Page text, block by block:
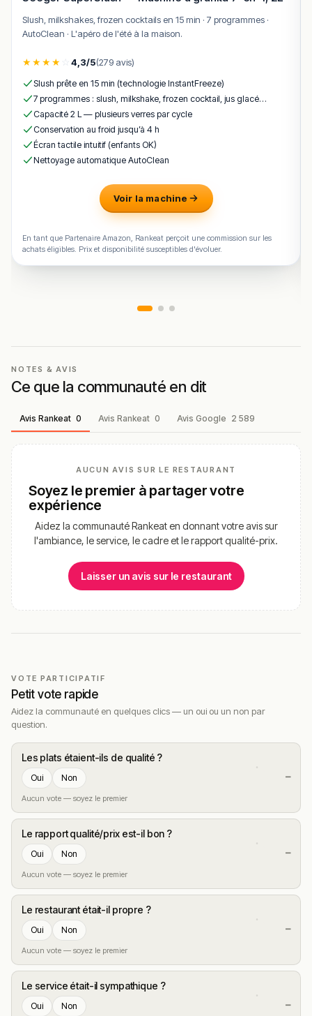
régulière séduite par la fraîcheur des produits et la
Le kebab à la grenade, les falafels maison et les durums
pita constituent le trio phare de cette adresse,
distinguée par l’usage de la grenade fraîche — une
signature qui fait toute la différence dans l’équilibre des
saveurs.
Chez Anatole est situé au 7 Rue du Pas-Saint-Georges,
33000 Bordeaux
, généralement ouvert de 12 h à 17 h et
de 18 h à minuit — à confirmer directement auprès du
Texte généré par intelligence artificielle, en attente de
validation humaine.
Cette description peut contenir des erreurs, n'hésitez pas à
nous aider en vous rendant sur :Améliorer la fiche de cet
Slush, milkshakes, frozen cocktails en 15 min · 7 programmes ·
AutoClean · L'apéro de l'été à la maison.
★★★★ 4,3/5(279 avis)
Slush prête en 15 min (technologie InstantFreeze)
7 programmes : slush, milkshake, frozen cocktail, jus glacé…
Capacité 2 L — plusieurs verres par cycle
Conservation au froid jusqu’à 4 h
Écran tactile intuitif (enfants OK)
Nettoyage automatique AutoClean
Voir la machine
En tant que Partenaire Amazon, Rankeat perçoit une commission sur les
achats éligibles. Prix et disponibilité susceptibles d'évoluer.
NOTES & AVIS
Ce que la communauté en dit
Avis Rankeat 0 Avis Rankeat 0 Avis Google 2 589
AUCUN AVIS SUR LE RESTAURANT
Soyez le premier à partager votre
expérience
Aidez la communauté Rankeat en donnant votre avis sur
l'ambiance, le service, le cadre et le rapport qualité-prix.
Laisser un avis sur le restaurant
VOTE PARTICIPATIF
Petit vote rapide
Aidez la communauté en quelques clics — un oui ou un non par
question.
Les plats étaient-ils de qualité ?
Oui Non
Aucun vote — soyez le premier
—
Le rapport qualité/prix est-il bon ?
Oui Non
Aucun vote — soyez le premier
—
Le restaurant était-il propre ?
Oui Non
Aucun vote — soyez le premier
—
Le service était-il sympathique ?
Oui Non —